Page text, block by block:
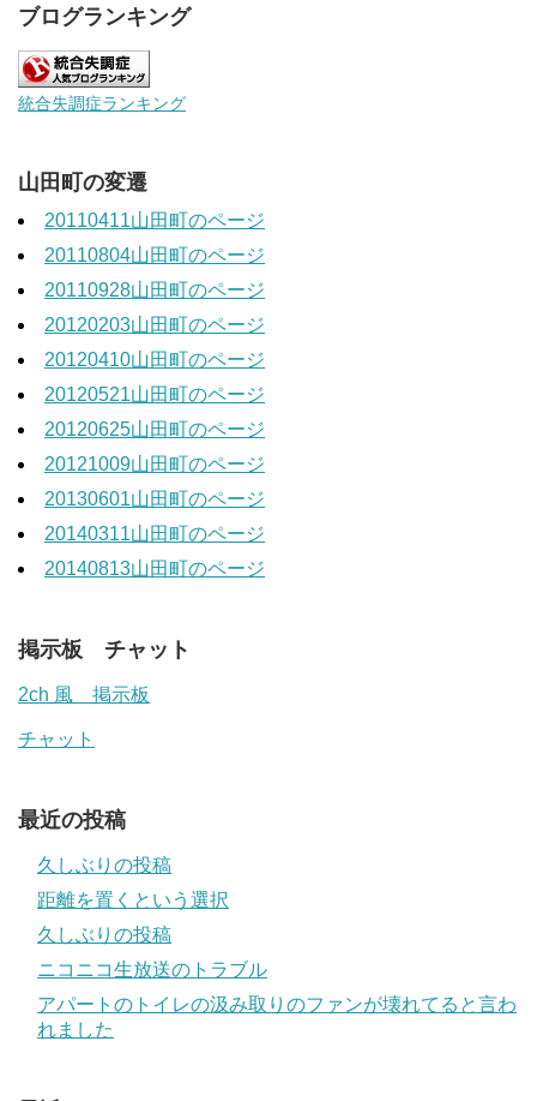
ブログランキング
統合失調症ランキング
山田町の変遷
20110411山田町のページ
20110804山田町のページ
20110928山田町のページ
20120203山田町のページ
20120410山田町のページ
20120521山田町のページ
20120625山田町のページ
20121009山田町のページ
20130601山田町のページ
20140311山田町のページ
20140813山田町のページ
掲示板 チャット
2ch 風 掲示板
チャット
最近の投稿
久しぶりの投稿
距離を置くという選択
久しぶりの投稿
ニコニコ生放送のトラブル
アパートのトイレの汲み取りのファンが壊れてると言わ
れました